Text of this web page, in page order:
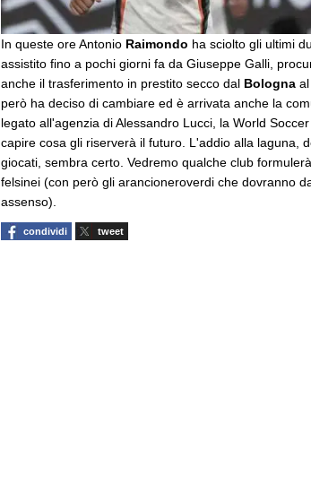
In queste ore Antonio Raimondo ha sciolto gli ultimi
assistito fino a pochi giorni fa da Giuseppe Galli,
anche il trasferimento in prestito secco dal Bologna al
però ha deciso di cambiare ed è arrivata anche la
legato all'agenzia di Alessandro Lucci, la World
capire cosa gli riserverà il futuro. L'addio alla laguna,
giocati, sembra certo. Vedremo qualche club
felsinei (con però gli arancioneroverdi che dovranno
assenso).
condividi tweet